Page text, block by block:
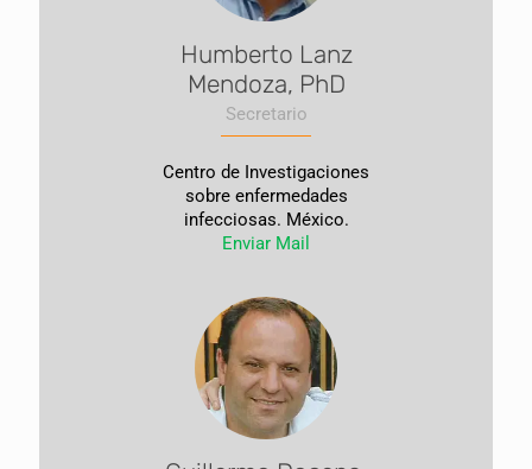
Humberto Lanz
Mendoza, PhD
Secretario
Centro de Investigaciones
sobre enfermedades
infecciosas. México.
Enviar Mail